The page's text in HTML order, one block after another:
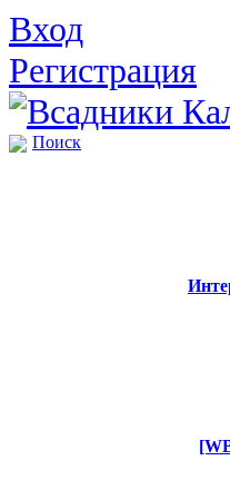
Вход
Регистрация
Поиск